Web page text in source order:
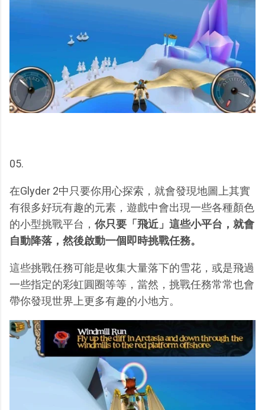
05.
在Glyder 2中只要你用心探索，就會發現地圖上其實
有很多好玩有趣的元素，遊戲中會出現一些各種顏色
的小型挑戰平台， 你只要「飛近」這些小平台，就會
自動降落，然後啟動一個即時挑戰任務。
這些挑戰任務可能是收集大量落下的雪花，或是飛過
一些指定的彩虹圓圈等等，當然，挑戰任務常常也會
帶你發現世界上更多有趣的小地方。